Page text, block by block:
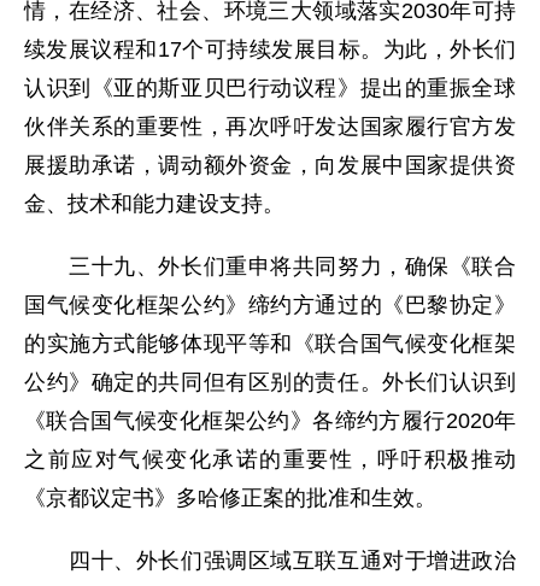
情，在经济、社会、环境三大领域落实2030年可持
续发展议程和17个可持续发展目标。为此，外长们
认识到《亚的斯亚贝巴行动议程》提出的重振全球
伙伴关系的重要性，再次呼吁发达国家履行官方发
展援助承诺，调动额外资金，向发展中国家提供资
金、技术和能力建设支持。
三十九、外长们重申将共同努力，确保《联合
国气候变化框架公约》缔约方通过的《巴黎协定》
的实施方式能够体现平等和《联合国气候变化框架
公约》确定的共同但有区别的责任。外长们认识到
《联合国气候变化框架公约》各缔约方履行2020年
之前应对气候变化承诺的重要性，呼吁积极推动
《京都议定书》多哈修正案的批准和生效。
四十、外长们强调区域互联互通对于增进政治